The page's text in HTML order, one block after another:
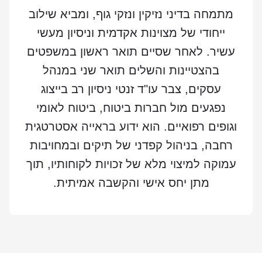
מתמחה בדיני נזיקין ונזקי גוף, ומביא שילוב
ייחודי של מצוינות אקדמית וניסיון מעשי
עשיר. לאחר שסיים תואר ראשון במשפטים
בהצטיינות והשלים תואר שני במנהל
עסקים, צבר עו"ד זנטי ניסיון רב בייצוג
נפגעים מול חברות ביטוח, ביטוח לאומי
וגופים רפואיים. הוא ידוע בראייה אסטרטגית
רחבה, בניהול קפדני של תיקים ובמחויבות
עמוקה למיצוי מלא של זכויות לקוחותיו, תוך
מתן יחס אישי והקשבה אמיתית.